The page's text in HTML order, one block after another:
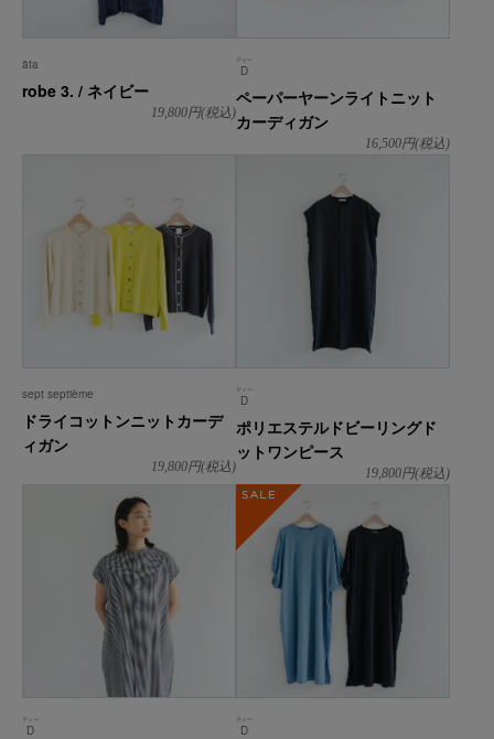
āta
robe 3. / ネイビー
19,800円(税込)
D
ディー
ペーパーヤーンライトニット
カーディガン
16,500円(税込)
sept septième
ドライコットンニットカーデ
ィガン
19,800円(税込)
D
ディー
ポリエステルドビーリングド
ットワンピース
19,800円(税込)
D
ディー
D
ディー